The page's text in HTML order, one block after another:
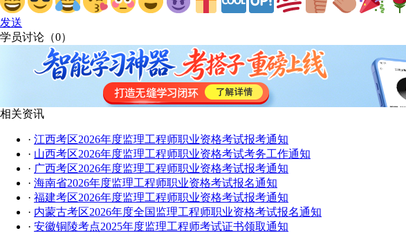
发送
学员讨论（0）
相关资讯
· 江西考区2026年度监理工程师职业资格考试报考通知
· 山西考区2026年度监理工程师职业资格考试考务工作通知
· 广西考区2026年度监理工程师职业资格考试报考通知
· 海南省2026年度监理工程师职业资格考试报名通知
· 福建考区2026年度监理工程师职业资格考试报考通知
· 内蒙古考区2026年度全国监理工程师职业资格考试报名通知
· 安徽铜陵考点2025年度监理工程师考试证书领取通知